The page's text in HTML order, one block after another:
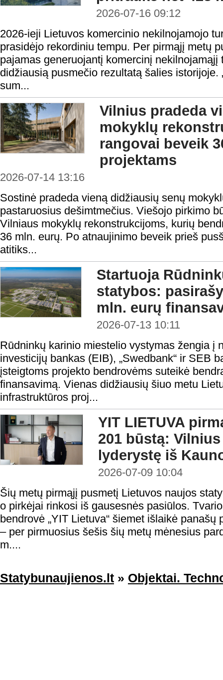
2026-07-16 09:12
2026-ieji Lietuvos komercinio nekilnojamojo
prasidėjo rekordiniu tempu. Per pirmąjį metų
pajamas generuojantį komercinį
didžiausią pusmečio rezultatą šalies istorijoje.
sum...
Vilnius pradeda
mokyklų
rangovai beveik
projektams
2026-07-14 13:16
Sostinė pradeda vieną didžiausių senų
pastaruosius dešimtmečius. Viešojo pirkimo
Vilniaus mokyklų rekonstrukcijoms, kurių
36 mln. eurų. Po atnaujinimo beveik prieš
atitiks...
Startuoja
statybos:
mln. eurų
2026-07-13 10:11
Rūdninkų karinio miestelio vystymas žengia į
investicijų bankas (EIB), „Swedbank“ ir SEB
įsteigtoms projekto bendrovėms suteikė
finansavimą. Vienas didžiausių šiuo metu
infrastruktūros proj...
YIT LIETUVA
201 būstą:
lyderystę iš
2026-07-09 10:04
Šių metų pirmąjį pusmetį Lietuvos naujos
o pirkėjai rinkosi iš gausesnės pasiūlos.
bendrovė „YIT Lietuva“ šiemet išlaikė
– per pirmuosius šešis šių metų mėnesius
m....
Statybunaujienos.lt » Objektai.